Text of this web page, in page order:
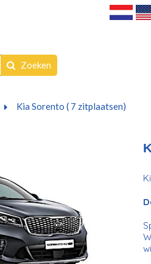
Zoeken
Kia Sorento ( 7 zitplaatsen)